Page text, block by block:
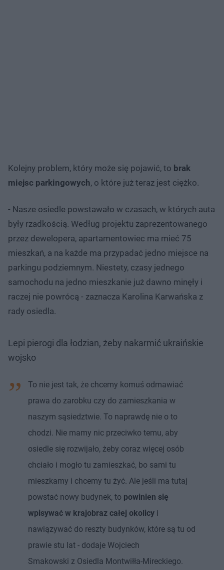
Kolejny problem, który może się pojawić, to brak
miejsc parkingowych, o które już teraz jest ciężko.
- Nasze osiedle powstawało w czasach, w których auta
były rzadkością. Według projektu zaprezentowanego
przez dewelopera, apartamentowiec ma mieć 75
mieszkań, a na każde ma przypadać jedno miejsce na
parkingu podziemnym. Niestety, czasy jednego
samochodu na jedno mieszkanie już dawno minęły i
raczej nie powrócą - zaznacza Karolina Karwańska z
rady osiedla.
Lepi pierogi dla łodzian, żeby nakarmić ukraińskie
wojsko
To nie jest tak, że chcemy komuś odmawiać
prawa do zarobku czy do zamieszkania w
naszym sąsiedztwie. To naprawdę nie o to
chodzi. Nie mamy nic przeciwko temu, aby
osiedle się rozwijało, żeby coraz więcej osób
chciało i mogło tu zamieszkać, bo sami tu
mieszkamy i chcemy tu żyć. Ale jeśli ma tutaj
powstać nowy budynek, to powinien się
wpisywać w krajobraz całej okolicy i
nawiązywać do reszty budynków, które są tu od
prawie stu lat - dodaje Wojciech
Smakowski z Osiedla Montwiłła-Mireckiego.